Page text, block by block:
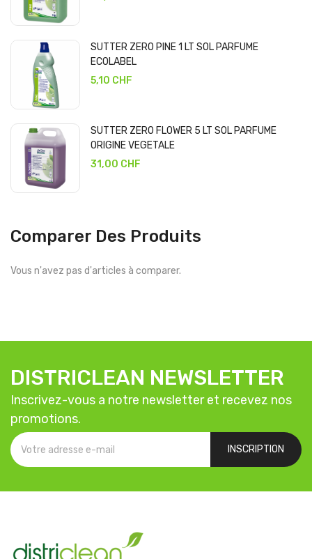
SUTTER ZERO PINE 1 LT SOL PARFUME
ECOLABEL
5,10 CHF
SUTTER ZERO FLOWER 5 LT SOL PARFUME
ORIGINE VEGETALE
31,00 CHF
Comparer Des Produits
Vous n'avez pas d'articles à comparer.
DISTRICLEAN NEWSLETTER
Inscrivez-vous a notre newsletter et recevez nos
promotions.
INSCRIPTION